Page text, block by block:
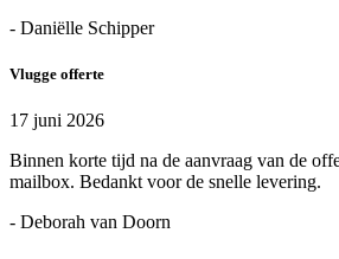
- Daniëlle Schipper
Vlugge offerte
17 juni 2026
Binnen korte tijd na de aanvraag van de
mailbox. Bedankt voor de snelle levering.
- Deborah van Doorn